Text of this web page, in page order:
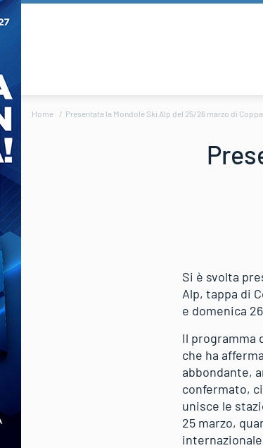
Home Presentata la Mondolè Ski Alp del 25/26 marzo di
Si è svolta
Alp, tappa di
e domenica
Il programma
che ha
abbondante,
confermato,
unisce le
25 marzo,